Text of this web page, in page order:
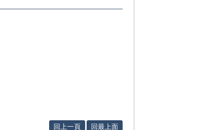
回上一頁 回最上面